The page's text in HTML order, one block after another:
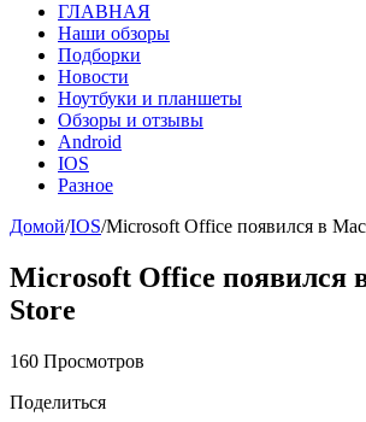
ГЛАВНАЯ
Наши обзоры
Подборки
Новости
Ноутбуки и планшеты
Обзоры и отзывы
Android
IOS
Разное
Домой/IOS/Microsoft Office появился в
Microsoft Office появился
Store
160 Просмотров
Поделиться